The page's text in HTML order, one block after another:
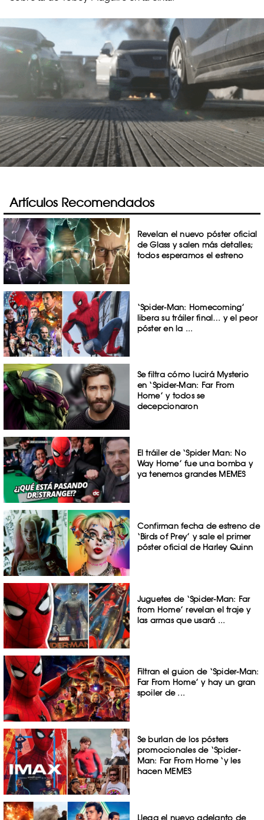
Artículos Recomendados
Revelan el nuevo póster oficial
de Glass y salen más detalles;
todos esperamos el estreno
‘Spider-Man: Homecoming’
libera su tráiler final… y el peor
póster en la ...
Se filtra cómo lucirá Mysterio
en ‘Spider-Man: Far From
Home’ y todos se
decepcionaron
El tráiler de ‘Spider Man: No
Way Home’ fue una bomba y
ya tenemos grandes MEMES
Confirman fecha de estreno de
‘Birds of Prey’ y sale el primer
póster oficial de Harley Quinn
Juguetes de ‘Spider-Man: Far
from Home’ revelan el traje y
las armas que usará ...
Filtran el guion de ‘Spider-Man:
Far From Home’ y hay un gran
spoiler de ...
Se burlan de los pósters
promocionales de ‘Spider-
Man: Far From Home ‘y les
hacen MEMES
Llega el nuevo adelanto de